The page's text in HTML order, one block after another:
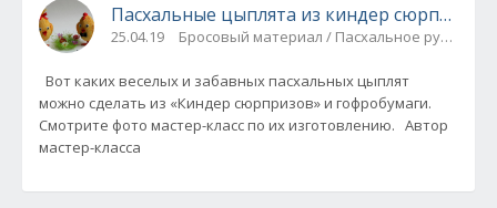
Пасхальные цыплята из киндер сюрприза.
25.04.19 Бросовый материал / Пасхальное
Вот каких веселых и забавных пасхальных цыплят
можно сделать из «Киндер сюрпризов» и гофробумаги.
Смотрите фото мастер-класс по их изготовлению. Автор
мастер-класса